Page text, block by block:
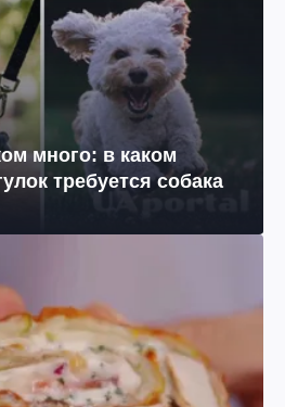
много: в каком
требуется собака